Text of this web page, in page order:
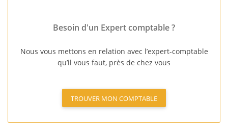
Besoin d'un Expert comptable ?
Nous vous mettons en relation avec l’expert-comptable
qu’il vous faut, près de chez vous
TROUVER MON COMPTABLE